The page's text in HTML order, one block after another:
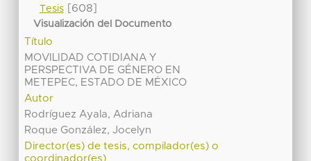
Tesis[608]
Visualización del Documento
Título
MOVILIDAD COTIDIANA Y
PERSPECTIVA DE GÉNERO EN
METEPEC, ESTADO DE MÉXICO
Autor
Rodríguez Ayala, Adriana
Roque González, Jocelyn
Director(es) de tesis, compilador(es) o
coordinador(es)